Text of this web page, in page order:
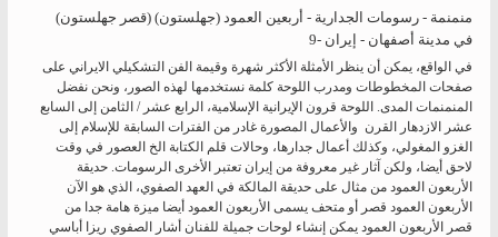
منمنمة - رسومات الجداریة - أربعين العمود (جهلستون) (قصر جهلستون)
في مدينة أصفهان - إيران -9
في الواقع، يمكن أن ينظر الأمثلة الأكثر شهرة وقيمة الفن التشكيلي الايراني على
صفحات المخطوطات ومدرب اللوحة كلمة نستخدمها لهذه الصور، ونحن نفضل
المنمنمات المدى. اللوحة قرون الإيرانية الإسلامية، الرابع عشر / الثامن إلى السابع
عشر الازدهار القرن والأعمال المصورة غادر من الفترات السابقة للإسلام إلى
الغزو المغولي، وكذلك أعمال جدارها، وحالات قلم الكتابة الخ العصور في وقت
لاحق أيضا، ولكن آثار غير معروفة من إيران تعتبر الأخرى الرسومات. حديقة
الأربعون العمود من مثال على حديقة المالكة في العهد الصفوي، الذي هو الآن
الأربعون العمود قصر أو متحف يسمى الأربعون العمود أيضا ميزة هامة جدا من
قصر الأربعون العمود يمكن إنشاء لوحات جميلة للفنان أشار الصفوي ريزا أباسي